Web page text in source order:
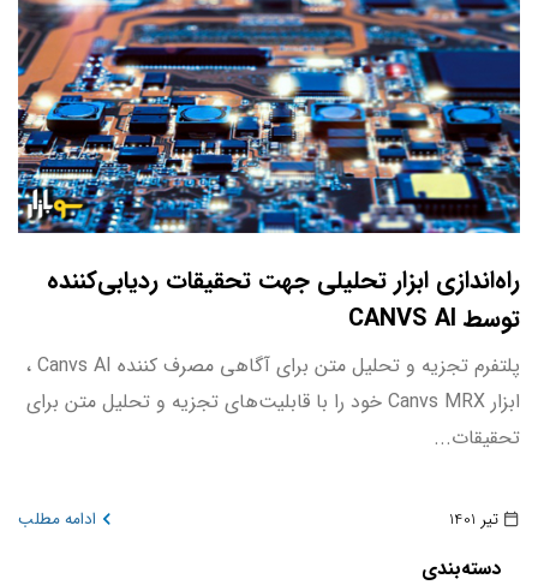
راه‌اندازی ابزار تحلیلی جهت تحقیقات ردیابی‌کننده
توسط CANVS AI
پلتفرم تجزیه و تحلیل متن برای آگاهی مصرف کننده Canvs AI ،
ابزار Canvs MRX خود را با قابلیت‌های تجزیه و تحلیل متن برای
تحقیقات...
تیر 1401 ادامه مطلب
دسته‌بندی